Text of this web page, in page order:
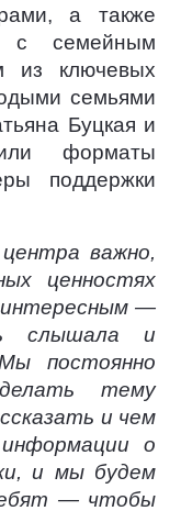
а также
с семейным
из ключевых
семьями
Буцкая и
форматы
поддержки
важно,
ценностях
—
слышала и
постоянно
тему
и чем
о
и мы будем
— чтобы